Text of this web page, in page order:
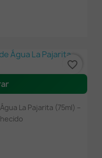
La Pajarita (75ml) –
favorite_border